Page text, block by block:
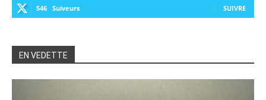
546 Suiveurs SUIVRE
EN VEDETTE